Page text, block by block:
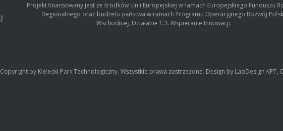
Projekt finansowany jest ze środków Unii Europejskiej w ramach Europejskiego Funduszu
Regionalnego oraz budżetu państwa w ramach Programu Operacyjnego Rozwój
Wschodniej, Działanie 1.3. Wspieranie Innowacji.
Copyright by Kielecki Park Technologiczny. Wszystkie prawa zastrzeżone. Design by LabDesign KPT,